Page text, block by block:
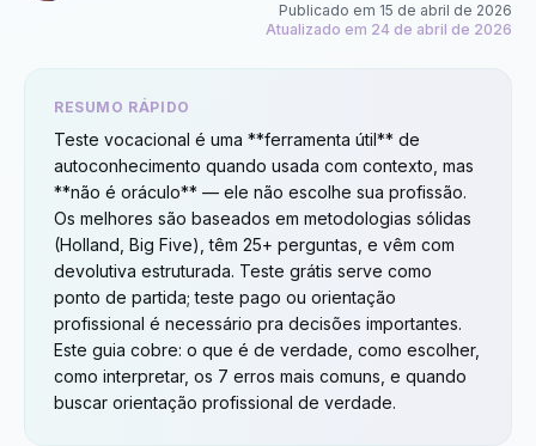
Publicado em 15 de abril de 2026
Atualizado em 24 de abril de 2026
RESUMO RÁPIDO
Teste vocacional é uma **ferramenta útil** de
autoconhecimento quando usada com contexto, mas
**não é oráculo** — ele não escolhe sua profissão.
Os melhores são baseados em metodologias sólidas
(Holland, Big Five), têm 25+ perguntas, e vêm com
devolutiva estruturada. Teste grátis serve como
ponto de partida; teste pago ou orientação
profissional é necessário pra decisões importantes.
Este guia cobre: o que é de verdade, como escolher,
como interpretar, os 7 erros mais comuns, e quando
buscar orientação profissional de verdade.